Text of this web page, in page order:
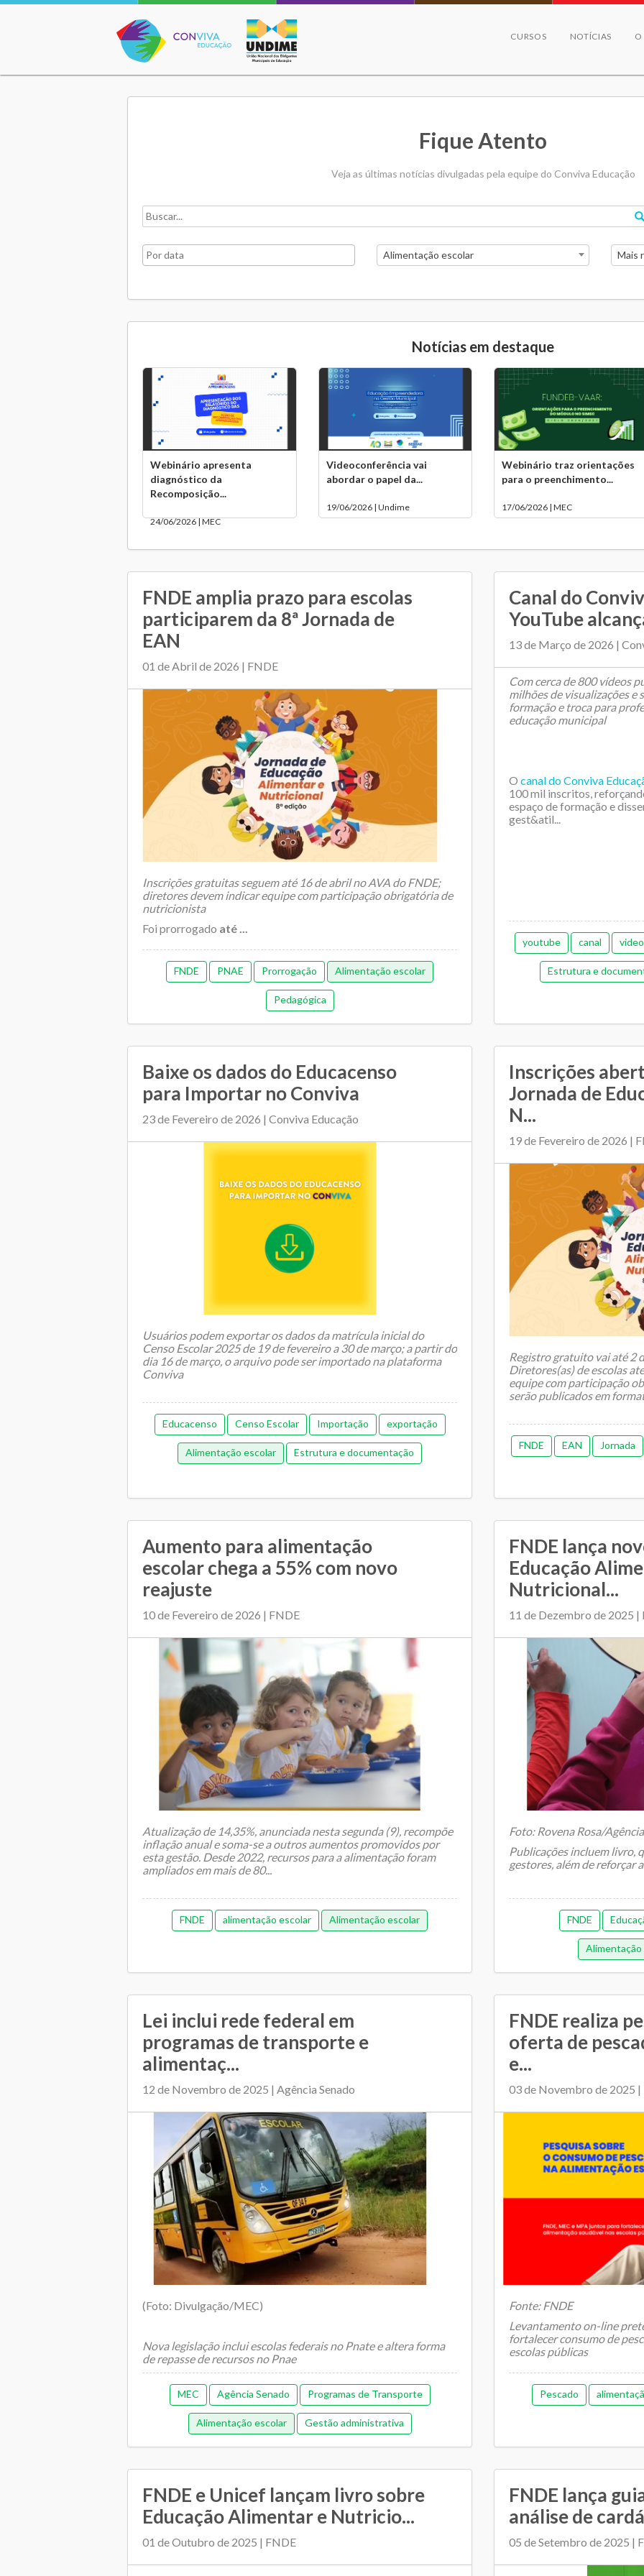
Conviva Educação
CURSOS NOTÍCIAS O
Fique Atento
Veja as últimas notícias divulgadas pela equipe do Conviva Educação
Alimentação escolar Mais
Notícias em destaque
Webinário apresenta
diagnóstico da
Recomposição...
24/06/2026 | MEC
Videoconferência vai
abordar o papel da...
19/06/2026 | Undime
Webinário traz orientações
para o preenchimento...
17/06/2026 | MEC
FNDE amplia prazo para escolas
participarem da 8ª Jornada de
EAN
01 de Abril de 2026 | FNDE
Inscrições gratuitas seguem até 16 de abril no AVA do FNDE;
diretores devem indicar equipe com participação obrigatória de
nutricionista
Foi prorrogado até ...
FNDE PNAE Prorrogação Alimentação escolar
Pedagógica
Canal do
YouTube
13 de Março de 2026 |
Com cerca de 800 vídeos
milhões de visualizações e
formação e troca para
educação municipal
O canal do Conviva
100 mil inscritos,
espaço de formação e
gest&atil...
youtube canal
Estrutura e
Memorial de gestão
Relacionamento entre
Baixe os dados do Educacenso
para Importar no Conviva
23 de Fevereiro de 2026 | Conviva Educação
Usuários podem exportar os dados da matrícula inicial do
Censo Escolar 2025 de 19 de fevereiro a 30 de março; a partir do
dia 16 de março, o arquivo pode ser importado na plataforma
Conviva
Educacenso Censo Escolar Importação exportação
Alimentação escolar Estrutura e documentação
Orçamentária e Financeira Pedagógica
Plano Municipal de Educação Regime de colaboração
Relacionamento entre SME e escolas
Inscrições
Jornada de
N...
19 de Fevereiro de 2026 |
Registro gratuito vai até 2
Diretores(as) de escolas
equipe com participação
serão publicados em
FNDE EAN Jornada
Aumento para alimentação
escolar chega a 55% com novo
reajuste
10 de Fevereiro de 2026 | FNDE
Atualização de 14,35%, anunciada nesta segunda (9), recompõe
inflação anual e soma-se a outros aumentos promovidos por
esta gestão. Desde 2022, recursos para a alimentação foram
ampliados em mais de 80...
FNDE alimentação escolar Alimentação escolar
FNDE lança
Educação
Nutricional...
11 de Dezembro de 2025 |
Foto: Rovena Rosa/
Publicações incluem livro,
gestores, além de reforçar
FNDE
Alimentação
Lei inclui rede federal em
programas de transporte e
alimentaç...
12 de Novembro de 2025 | Agência Senado
(Foto: Divulgação/MEC)
Nova legislação inclui escolas federais no Pnate e altera forma
de repasse de recursos no Pnae
MEC Agência Senado Programas de Transporte
Alimentação escolar Gestão administrativa
Orçamentária e Financeira
FNDE realiza
oferta de
e...
03 de Novembro de 2025 |
Fonte: FNDE
Levantamento on-line
fortalecer consumo de
escolas públicas
Pescado
FNDE e Unicef lançam livro sobre
Educação Alimentar e Nutricio...
01 de Outubro de 2025 | FNDE
FNDE lança
análise de
05 de Setembro de 2025 |